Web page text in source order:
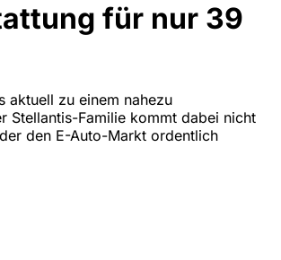
für nur 39
aktuell zu einem nahezu
Stellantis-Familie kommt dabei nicht
den E-Auto-Markt ordentlich